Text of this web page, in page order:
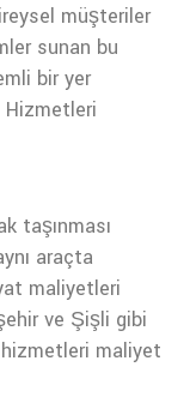
müşteriler
sunan bu
bir yer
Hizmetleri
taşınması
araçta
maliyetleri
ve Şişli gibi
maliyet